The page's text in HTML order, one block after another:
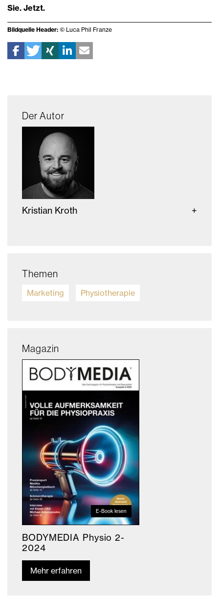
Sie. Jetzt.
Bildquelle Header: © Luca Phil Franze
Der Autor
Kristian Kroth
Themen
Marketing Physiotherapie
Magazin
E-Book lesen
BODYMEDIA Physio 2-
2024
Mehr erfahren